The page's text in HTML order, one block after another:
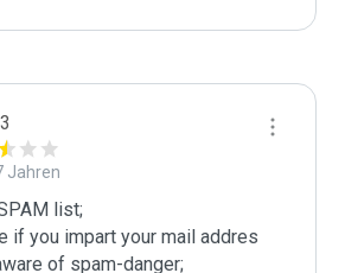
Jahren
list;
if you impart your mail addres
of spam-danger;